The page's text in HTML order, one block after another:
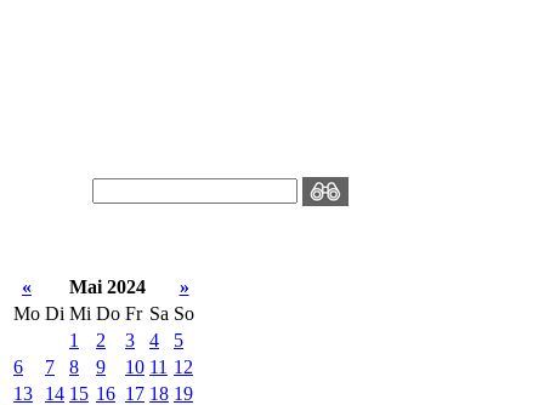
« Mai 2024
»
Mo Di Mi Do Fr Sa So
1
2 3 4
5
6
7 8 9 10 11 12
13
14 15 16 17 18 19